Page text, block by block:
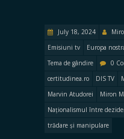
July 18, 2024
Emisiuni tv
Europa
Tema de gândire
0
certitudinea.ro
DIS TV
Marvin Atudorei
Miron
Naționalismul între
trădare și manipulare